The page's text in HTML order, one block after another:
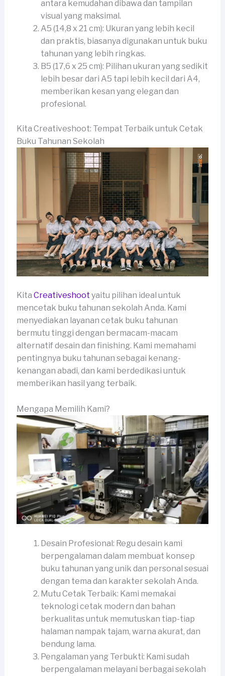
antara kemudahan dibawa dan tampilan
visual yang maksimal.
A5 (14,8 x 21 cm): Ukuran yang lebih kecil
dan praktis, biasanya digunakan untuk buku
tahunan yang lebih ringkas.
B5 (17,6 x 25 cm): Pilihan ukuran yang sedikit
lebih besar dari A5 tapi lebih kecil dari A4,
memberikan kesan yang elegan dan
profesional.
Kita Creativeshoot: Tempat Terbaik untuk Cetak
Buku Tahunan Sekolah
Kita Creativeshoot yaitu pilihan ideal untuk
mencetak buku tahunan sekolah Anda. Kami
menyediakan layanan cetak buku tahunan
bermutu tinggi dengan bermacam-macam
alternatif desain dan finishing. Kami memahami
pentingnya buku tahunan sebagai kenang-
kenangan abadi, dan kami berdedikasi untuk
memberikan hasil yang terbaik.
Mengapa Memilih Kami?
Desain Profesional: Regu desain kami
berpengalaman dalam membuat konsep
buku tahunan yang unik dan personal sesuai
dengan tema dan karakter sekolah Anda.
Mutu Cetak Terbaik: Kami memakai
teknologi cetak modern dan bahan
berkualitas untuk memutuskan tiap-tiap
halaman nampak tajam, warna akurat, dan
bendung lama.
Pengalaman yang Terbukti: Kami sudah
berpengalaman melayani berbagai sekolah